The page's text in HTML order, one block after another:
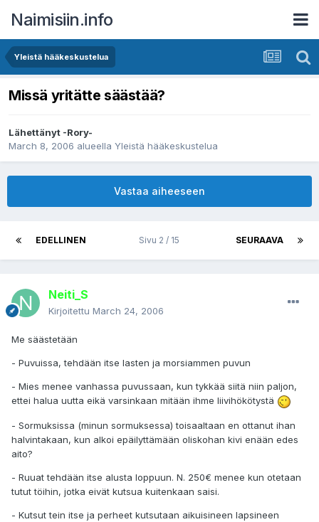
Naimisiin.info
Yleistä hääkeskustelua
Missä yritätte säästää?
Lähettänyt -Rory-
March 8, 2006 alueella Yleistä hääkeskustelua
Vastaa aiheeseen
EDELLINEN SEURAAVA
Sivu 2 / 15
Neiti_S
Kirjoitettu March 24, 2006
Me säästetään
- Puvuissa, tehdään itse lasten ja morsiammen puvun
- Mies menee vanhassa puvussaan, kun tykkää siitä niin paljon,
ettei halua uutta eikä varsinkaan mitään ihme liivihökötystä
- Sormuksissa (minun sormuksessa) toisaaltaan en ottanut ihan
halvintakaan, kun alkoi epäilyttämään oliskohan kivi enään edes
aito?
- Ruuat tehdään itse alusta loppuun. N. 250€ menee kun otetaan
tutut töihin, jotka eivät kutsua kuitenkaan saisi.
- Kutsut tein itse ja perheet kutsutaan aikuisineen lapsineen